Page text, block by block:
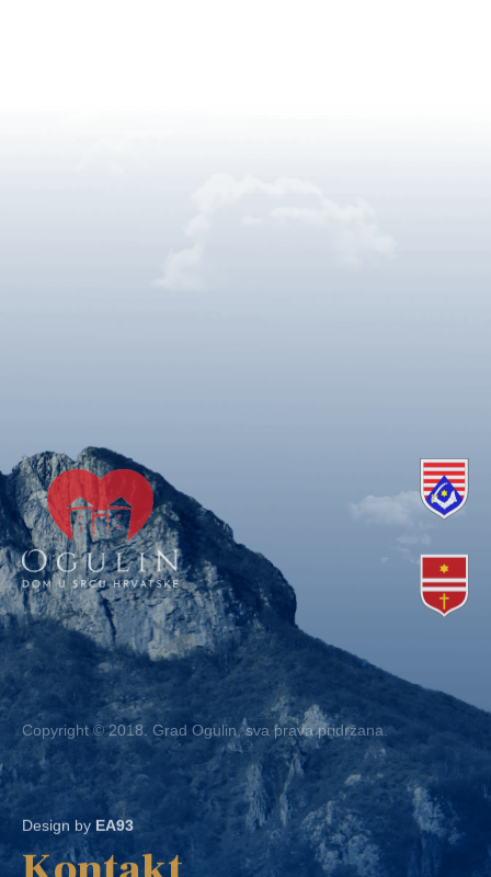
Copyright © 2018. Grad Ogulin, sva prava pridržana.
Design byEA93
Kontakt